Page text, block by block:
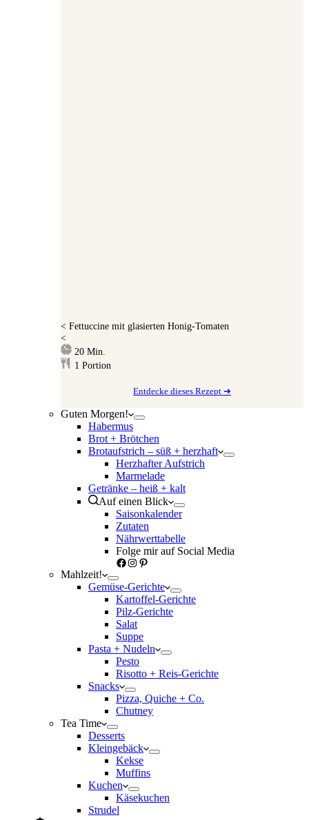
< Fettuccine mit glasierten Honig-Tomaten
<
20Minuten
Min.
1 Portion
Entdecke dieses Rezept ➔
Guten Morgen!
Habermus
Brot + Brötchen
Brotaufstrich – süß + herzhaft
Herzhafter Aufstrich
Marmelade
Getränke – heiß + kalt
Auf einen Blick
Saisonkalender
Zutaten
Nährwerttabelle
Folge mir auf Social Media
Facebook
Instagram
Pinterest
Mahlzeit!
Gemüse-Gerichte
Kartoffel-Gerichte
Pilz-Gerichte
Salat
Suppe
Pasta + Nudeln
Pesto
Risotto + Reis-Gerichte
Snacks
Pizza, Quiche + Co.
Chutney
Tea Time
Desserts
Kleingebäck
Kekse
Muffins
Kuchen
Käsekuchen
Strudel